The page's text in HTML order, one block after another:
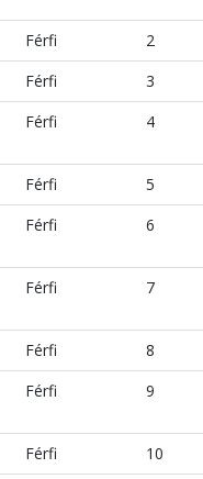
Férfi
2
Férfi
3
Férfi 4
Férfi
5
Férfi 6
Férfi 7
Férfi
8
Férfi 9
Férfi
10